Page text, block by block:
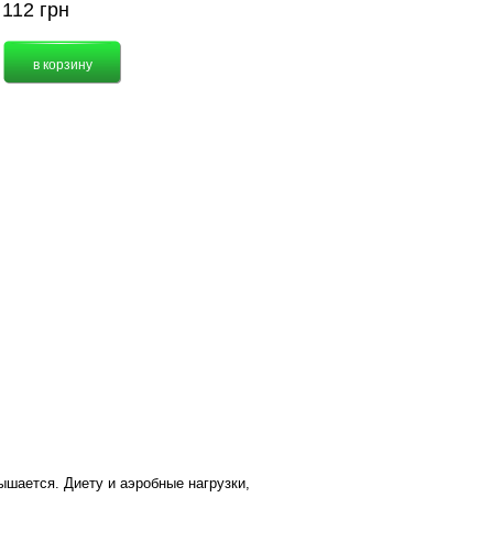
112 грн
Диету и аэробные нагрузки,